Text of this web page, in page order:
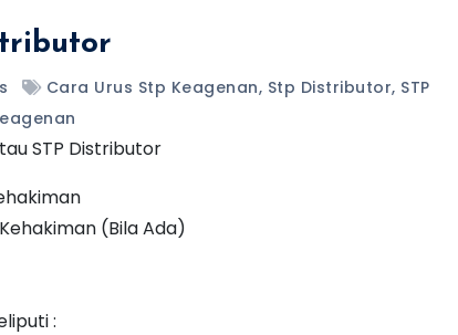
Cara Urus Stp Keagenan, Stp Distributor, STP
STP Distributor
(Bila Ada)
: